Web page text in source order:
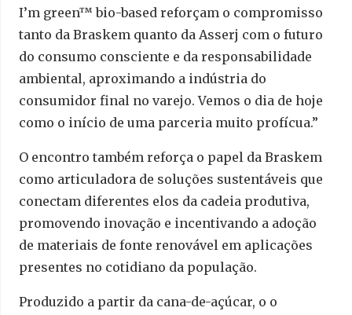
I’m green™ bio-based reforçam o compromisso
tanto da Braskem quanto da Asserj com o futuro
do consumo consciente e da responsabilidade
ambiental, aproximando a indústria do
consumidor final no varejo. Vemos o dia de hoje
como o início de uma parceria muito profícua.”
O encontro também reforça o papel da Braskem
como articuladora de soluções sustentáveis que
conectam diferentes elos da cadeia produtiva,
promovendo inovação e incentivando a adoção
de materiais de fonte renovável em aplicações
presentes no cotidiano da população.
Produzido a partir da cana-de-açúcar, o o